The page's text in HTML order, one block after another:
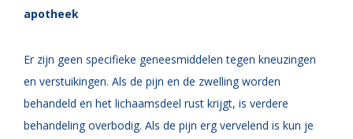
apotheek
Er zijn geen specifieke geneesmiddelen tegen kneuzingen
en verstuikingen. Als de pijn en de zwelling worden
behandeld en het lichaamsdeel rust krijgt, is verdere
behandeling overbodig. Als de pijn erg vervelend is kun je